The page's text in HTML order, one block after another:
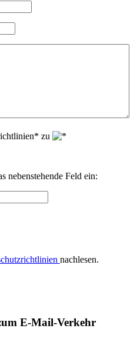
zu
nebenstehende Feld ein:
nachlesen.
E-Mail-Verkehr